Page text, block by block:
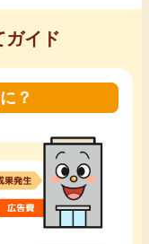
ガイド
？